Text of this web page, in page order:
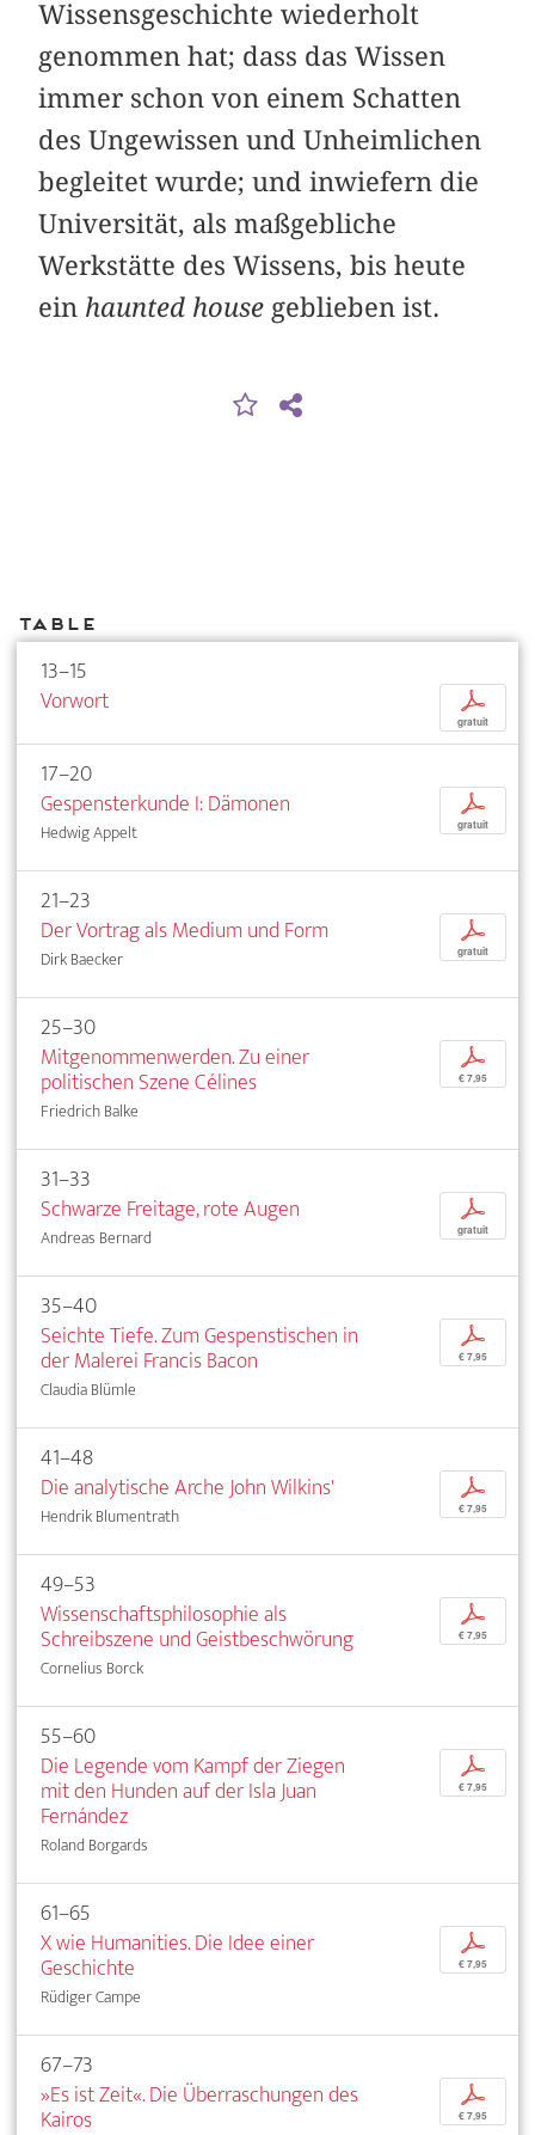
Wissensgeschichte wiederholt
genommen hat; dass das Wissen
immer schon von einem Schatten
des Ungewissen und Unheimlichen
begleitet wurde; und inwiefern die
Universität, als maßgebliche
Werkstätte des Wissens, bis heute
ein haunted house geblieben ist.
Table
13–15
Vorwort
p
gratuit
17–20
Gespensterkunde I: Dämonen
Hedwig Appelt
p
gratuit
21–23
Der Vortrag als Medium und Form
Dirk Baecker
p
gratuit
25–30
Mitgenommenwerden. Zu einer
politischen Szene Célines
Friedrich Balke
p
€ 7,95
31–33
Schwarze Freitage, rote Augen
Andreas Bernard
p
gratuit
35–40
Seichte Tiefe. Zum Gespenstischen in
der Malerei Francis Bacon
Claudia Blümle
p
€ 7,95
41–48
Die analytische Arche John Wilkins'
Hendrik Blumentrath
p
€ 7,95
49–53
Wissenschaftsphilosophie als
Schreibszene und Geistbeschwörung
Cornelius Borck
p
€ 7,95
55–60
Die Legende vom Kampf der Ziegen
mit den Hunden auf der Isla Juan
Fernández
Roland Borgards
p
€ 7,95
61–65
X wie Humanities. Die Idee einer
Geschichte
Rüdiger Campe
p
€ 7,95
67–73
»Es ist Zeit«. Die Überraschungen des
Kairos
p
€ 7,95